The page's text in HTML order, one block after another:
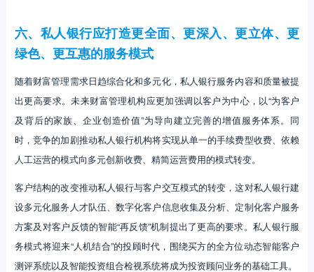
六、私人银行应打造更全面、更深入、更立体、更
绿色、更互惠的服务模式
随着财富管理需求日趋综合化和多元化，私人银行服务内容和质量被提
出更高要求。未来财富管理机构应更加强调以客户为中心，以“为客户
及背后的家族、企业创造价值”为导向建立完善的增值服务体系。同
时，竞争的加剧推动私人银行机构将实现从单一的手续费型收费、依赖
人工运营的模式向多元创新收费、精简运营费用的模式转变。
客户结构的改变推动私人银行与客户交互模式的转变，这对私人银行建
设多元化服务人才队伍、数字化客户信息收集及分析、定制化客户服务
方案及对客户反馈的智能“再反馈”机制提出了更高的要求。私人银行服
务模式将迎来“人机结合”的投顾时代，围绕买方的全方位动态智能客户
测评系统以及智能投资组合检视系统将成为投资顾问业务的基础工具。